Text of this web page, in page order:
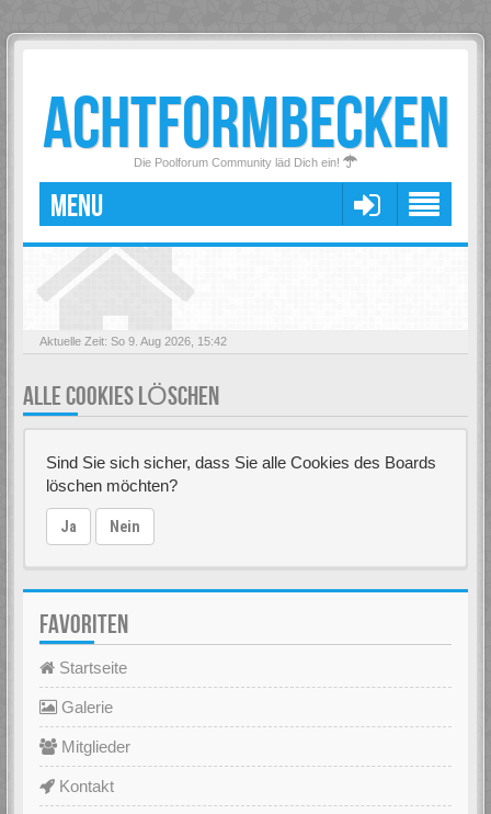
ACHTFORMBECKEN
Die Poolforum Community läd Dich ein!
MENU
Aktuelle Zeit: So 9. Aug 2026, 15:42
ALLE COOKIES LÖSCHEN
Sind Sie sich sicher, dass Sie alle Cookies des Boards
löschen möchten?
Ja Nein
FAVORITEN
Startseite
Galerie
Mitglieder
Kontakt